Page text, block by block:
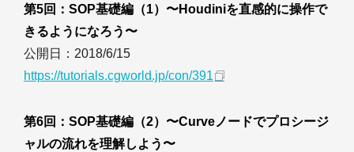
第5回：SOP基礎編（1）〜Houdiniを直感的に操作で
きるようになろう〜
公開日：2018/6/15
https://tutorials.cgworld.jp/con/391
第6回：SOP基礎編（2）〜Curveノードでプロシージ
ャルの流れを理解しよう〜